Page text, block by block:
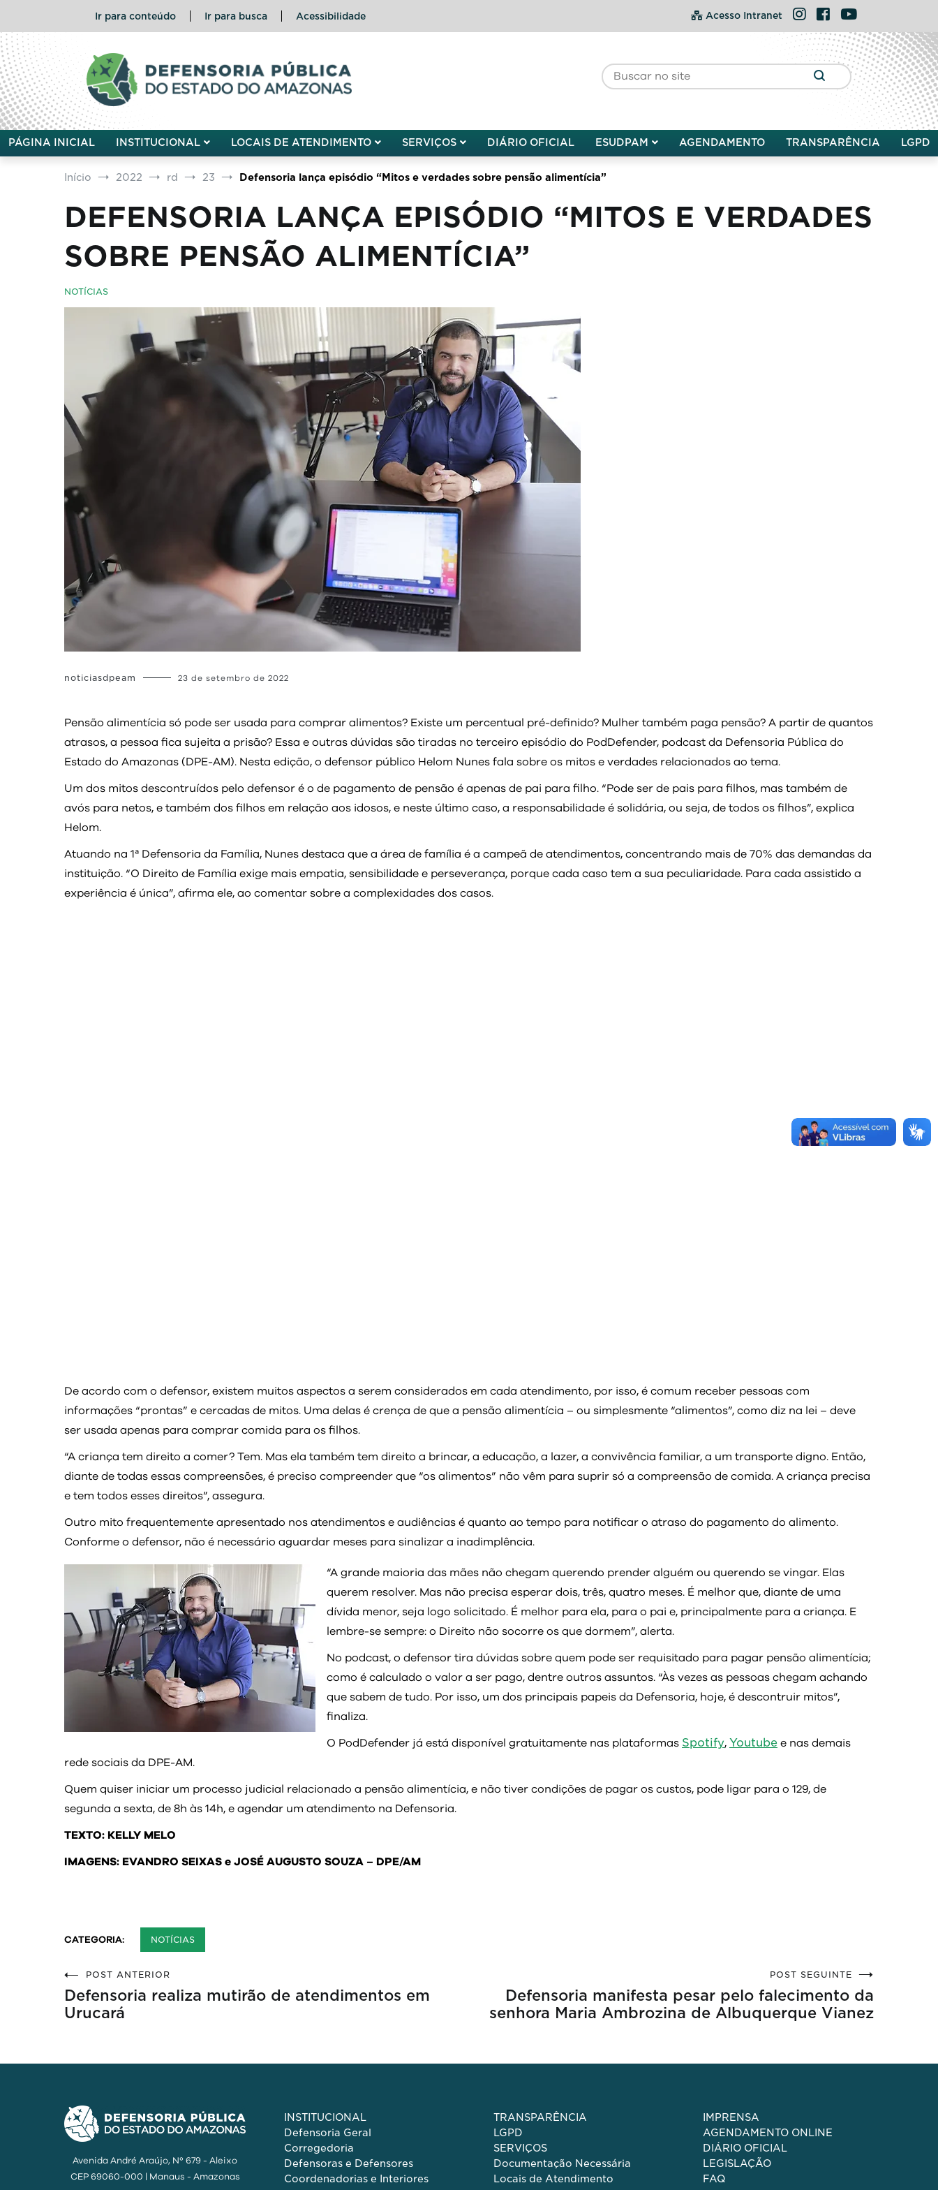
Ir para conteúdo Ir para busca Acessibilidade Acesso Intranet Instagram
FacebookYouTube
Defensoria Pública do Estado do Amazonas
PÁGINA INICIAL INSTITUCIONAL LOCAIS DE ATENDIMENTO SERVIÇOS DIÁRIO OFICIAL ESUDPAM AGENDAMENTO TRANSPARÊNCIA LGPD
Início 2022 rd 23 Defensoria lança episódio “Mitos e verdades sobre pensão alimentícia”
DEFENSORIA LANÇA EPISÓDIO “MITOS E VERDADES
SOBRE PENSÃO ALIMENTÍCIA”
NOTÍCIAS
noticiasdpeam 23 de setembro de 2022
Pensão alimentícia só pode ser usada para comprar alimentos? Existe um percentual pré-definido? Mulher também paga pensão? A partir de quantos
atrasos, a pessoa fica sujeita a prisão? Essa e outras dúvidas são tiradas no terceiro episódio do PodDefender, podcast da Defensoria Pública do
Estado do Amazonas (DPE-AM). Nesta edição, o defensor público Helom Nunes fala sobre os mitos e verdades relacionados ao tema.
Um dos mitos descontruídos pelo defensor é o de pagamento de pensão é apenas de pai para filho. “Pode ser de pais para filhos, mas também de
avós para netos, e também dos filhos em relação aos idosos, e neste último caso, a responsabilidade é solidária, ou seja, de todos os filhos”, explica
Helom.
Atuando na 1ª Defensoria da Família, Nunes destaca que a área de família é a campeã de atendimentos, concentrando mais de 70% das demandas da
instituição. “O Direito de Família exige mais empatia, sensibilidade e perseverança, porque cada caso tem a sua peculiaridade. Para cada assistido a
experiência é única”, afirma ele, ao comentar sobre a complexidades dos casos.
De acordo com o defensor, existem muitos aspectos a serem considerados em cada atendimento, por isso, é comum receber pessoas com
informações “prontas” e cercadas de mitos. Uma delas é crença de que a pensão alimentícia – ou simplesmente “alimentos”, como diz na lei – deve
ser usada apenas para comprar comida para os filhos.
“A criança tem direito a comer? Tem. Mas ela também tem direito a brincar, a educação, a lazer, a convivência familiar, a um transporte digno. Então,
diante de todas essas compreensões, é preciso compreender que “os alimentos” não vêm para suprir só a compreensão de comida. A criança precisa
e tem todos esses direitos”, assegura.
Outro mito frequentemente apresentado nos atendimentos e audiências é quanto ao tempo para notificar o atraso do pagamento do alimento.
Conforme o defensor, não é necessário aguardar meses para sinalizar a inadimplência.
“A grande maioria das mães não chegam querendo prender alguém ou querendo se vingar. Elas
querem resolver. Mas não precisa esperar dois, três, quatro meses. É melhor que, diante de uma
dívida menor, seja logo solicitado. É melhor para ela, para o pai e, principalmente para a criança. E
lembre-se sempre: o Direito não socorre os que dormem”, alerta.
No podcast, o defensor tira dúvidas sobre quem pode ser requisitado para pagar pensão alimentícia;
como é calculado o valor a ser pago, dentre outros assuntos. “Às vezes as pessoas chegam achando
que sabem de tudo. Por isso, um dos principais papeis da Defensoria, hoje, é descontruir mitos”,
finaliza.
O PodDefender já está disponível gratuitamente nas plataformas Spotify, Youtube e nas demais
rede sociais da DPE-AM.
Quem quiser iniciar um processo judicial relacionado a pensão alimentícia, e não tiver condições de pagar os custos, pode ligar para o 129, de
segunda a sexta, de 8h às 14h, e agendar um atendimento na Defensoria.
TEXTO: KELLY MELO
IMAGENS: EVANDRO SEIXAS e JOSÉ AUGUSTO SOUZA – DPE/AM
CATEGORIA: NOTÍCIAS
POST ANTERIOR
Defensoria realiza mutirão de atendimentos em
Urucará
POST SEGUINTE
Defensoria manifesta pesar pelo falecimento da
senhora Maria Ambrozina de Albuquerque Vianez
Avenida André Araújo, Nº 679 - Aleixo
CEP 69060-000 | Manaus - Amazonas
INSTITUCIONAL
Defensoria Geral
Corregedoria
Defensoras e Defensores
Coordenadorias e Interiores
TRANSPARÊNCIA
LGPD
SERVIÇOS
Documentação Necessária
Locais de Atendimento
IMPRENSA
AGENDAMENTO ONLINE
DIÁRIO OFICIAL
LEGISLAÇÃO
FAQ